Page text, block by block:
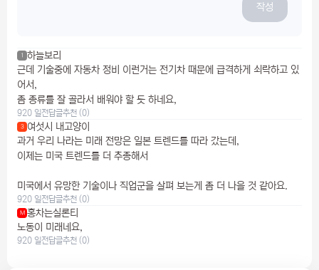
작성
1
하늘보리
근데 기술중에 자동차 정비 이런거는 전기차 때문에 급격하게 쇠락하고 있
어서,
좀 종류를 잘 골라서 배워야 할 듯 하네요,
920 일전답글추천 (0)
3
여섯시 내고양이
과거 우리 나라는 미래 전망은 일본 트렌드를 따라 갔는데,
이제는 미국 트렌드를 더 추종해서
미국에서 유망한 기술이나 직업군을 살펴 보는게 좀 더 나을 것 같아요.
920 일전답글추천 (0)
M 홍차는실론티
노동이 미래네요,
920 일전답글추천 (0)